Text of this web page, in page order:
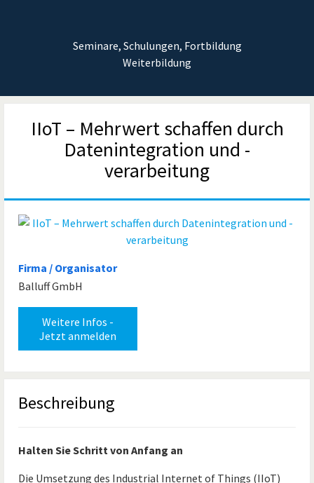
Seminare, Schulungen, Fortbildung
Weiterbildung
IIoT – Mehrwert schaffen durch
Datenintegration und -
verarbeitung
Firma / Organisator
Balluff GmbH
Weitere Infos -
Jetzt anmelden
Beschreibung
Halten Sie Schritt von Anfang an
Die Umsetzung des Industrial Internet of Things (IIoT)